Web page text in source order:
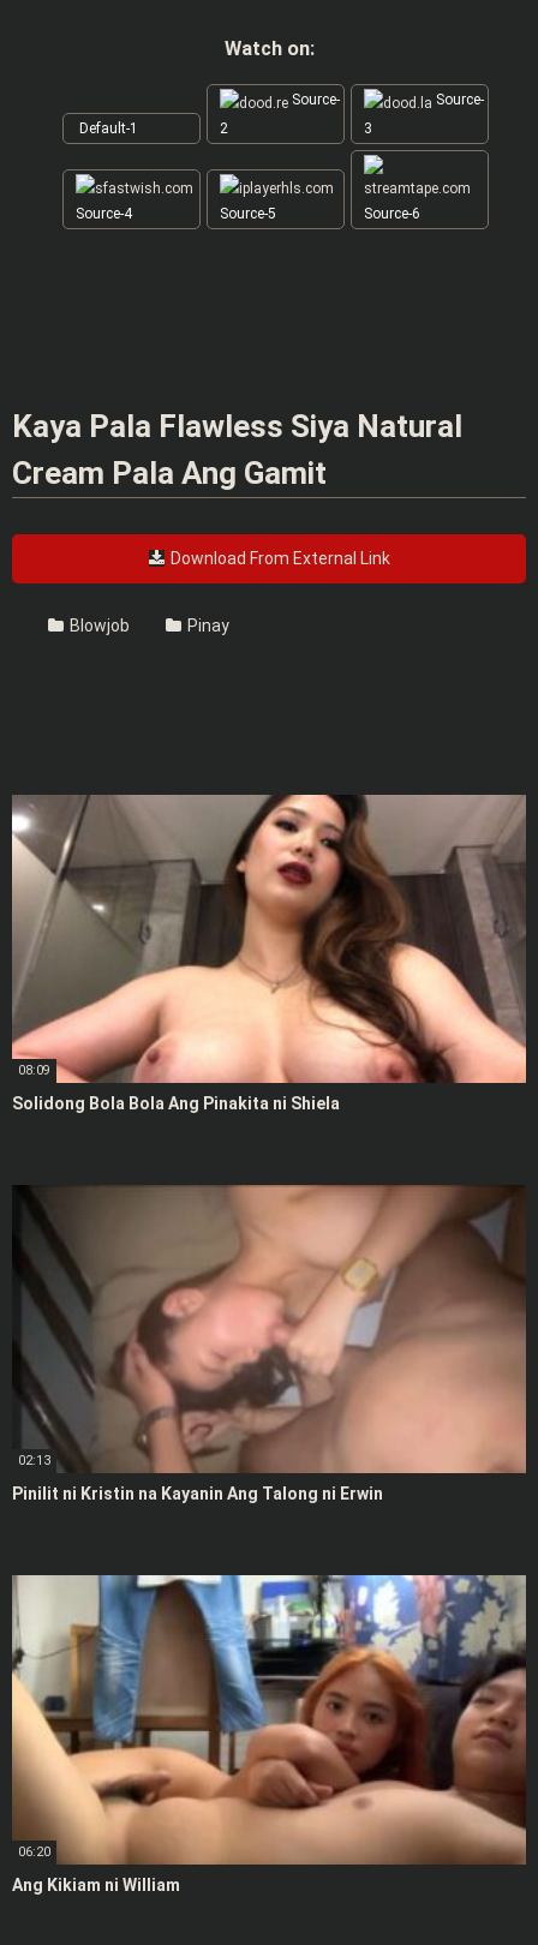
Watch on:
Default-1
Source-
2
Source-
3
Source-4 Source-5 Source-6
Kaya Pala Flawless Siya Natural
Cream Pala Ang Gamit
Download From External Link
Blowjob Pinay
08:09
Solidong Bola Bola Ang Pinakita ni Shiela
02:13
Pinilit ni Kristin na Kayanin Ang Talong ni Erwin
06:20
Ang Kikiam ni William